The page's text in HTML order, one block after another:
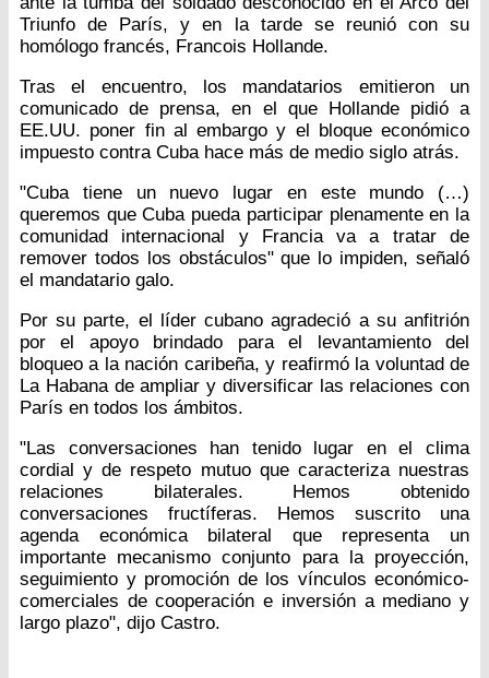
Triunfo de París, y en la tarde se reunió con su
homólogo francés, Francois Hollande.
Tras el encuentro, los mandatarios emitieron un
comunicado de prensa, en el que Hollande pidió a
EE.UU. poner fin al embargo y el bloque económico
impuesto contra Cuba hace más de medio siglo atrás.
"Cuba tiene un nuevo lugar en este mundo (…)
queremos que Cuba pueda participar plenamente en la
comunidad internacional y Francia va a tratar de
remover todos los obstáculos" que lo impiden, señaló
el mandatario galo.
Por su parte, el líder cubano agradeció a su anfitrión
por el apoyo brindado para el levantamiento del
bloqueo a la nación caribeña, y reafirmó la voluntad de
La Habana de ampliar y diversificar las relaciones con
París en todos los ámbitos.
"Las conversaciones han tenido lugar en el clima
cordial y de respeto mutuo que caracteriza nuestras
relaciones bilaterales. Hemos obtenido
conversaciones fructíferas. Hemos suscrito una
agenda económica bilateral que representa un
importante mecanismo conjunto para la proyección,
seguimiento y promoción de los vínculos económico-
comerciales de cooperación e inversión a mediano y
largo plazo", dijo Castro.